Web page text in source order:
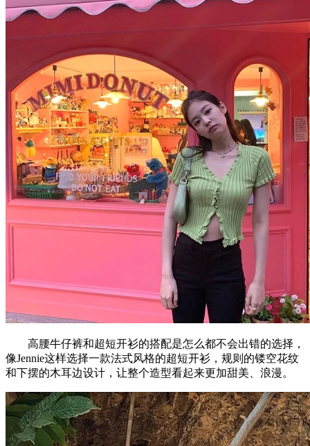
高腰牛仔裤和超短开衫的搭配是怎么都不会出错的选择，
像Jennie这样选择一款法式风格的超短开衫，规则的镂空花纹
和下摆的木耳边设计，让整个造型看起来更加甜美、浪漫。